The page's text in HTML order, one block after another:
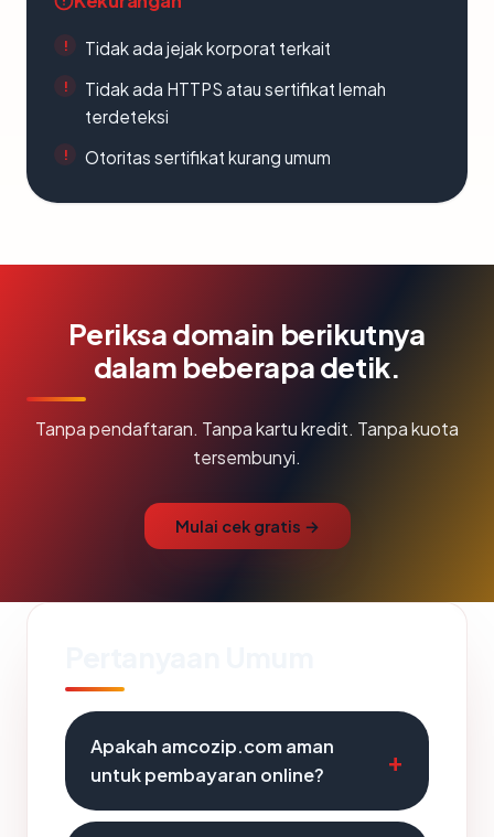
Tidak ada jejak korporat terkait
Tidak ada HTTPS atau sertifikat lemah
terdeteksi
Otoritas sertifikat kurang umum
Periksa domain berikutnya
dalam beberapa detik.
Tanpa pendaftaran. Tanpa kartu kredit. Tanpa kuota
tersembunyi.
Mulai cek gratis →
Apakah amcozip.com aman
untuk pembayaran online?